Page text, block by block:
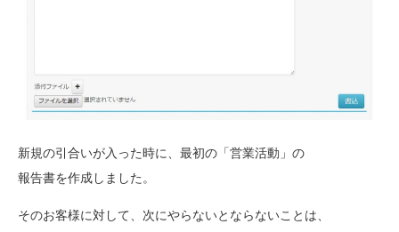
新規の引合いが入った時に、最初の「営業活動」の
報告書を作成しました。
そのお客様に対して、次にやらないとならないことは、